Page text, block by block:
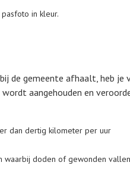
in kleur.
de gemeente afhaalt, heb je
aangehouden en
dan dertig kilometer per uur
waarbij doden of gewonden vallen